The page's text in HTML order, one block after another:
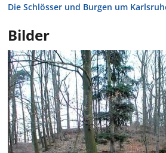
Die Schlösser und Burgen um
Bilder